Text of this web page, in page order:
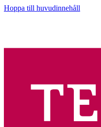
Hoppa till huvudinnehåll